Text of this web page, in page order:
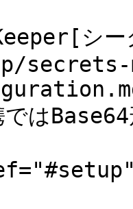
シー